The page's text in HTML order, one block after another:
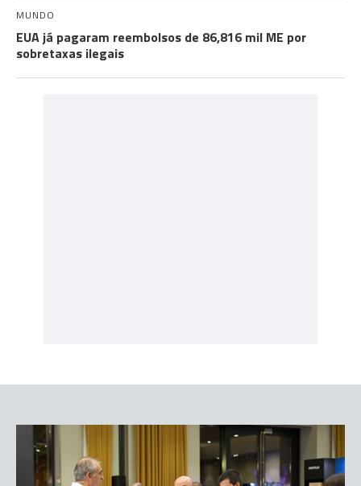
MUNDO
EUA já pagaram reembolsos de 86,816 mil ME por
sobretaxas ilegais